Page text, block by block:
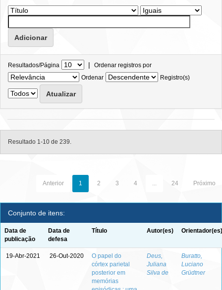
Resultados/Página | Ordenar registros por
Ordenar
Registro(s)
Resultado 1-10 de 239.
Anterior 1 2 3 4 ... 24 Próximo
Conjunto de itens:
Data de
publicação
Data de
defesa
Título Autor(es) Orientador(es)
19-Abr-2021 26-Out-2020
O papel do
córtex parietal
posterior em
memórias
Deus,
Juliana
Silva de
Buratto,
Luciano
Grüdtner